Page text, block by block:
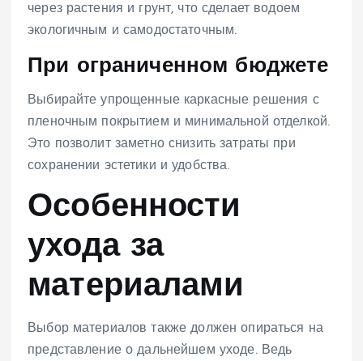
через растения и грунт, что сделает водоем
экологичным и самодостаточным.
При ограниченном бюджете
Выбирайте упрощенные каркасные решения с
пленочным покрытием и минимальной отделкой.
Это позволит заметно снизить затраты при
сохранении эстетики и удобства.
Особенности
ухода за
материалами
Выбор материалов также должен опираться на
представление о дальнейшем уходе. Ведь